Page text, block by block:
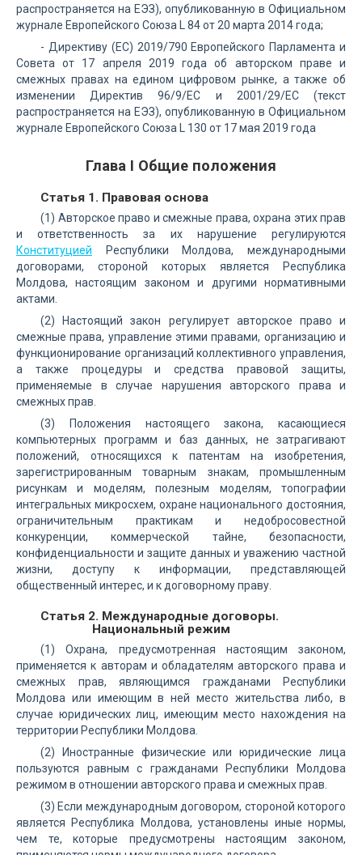
распространяется на ЕЭЗ), опубликованную в Официальном
журнале Европейского Союза L 84 от 20 марта 2014 года;
- Директиву (ЕС) 2019/790 Европейского Парламента и
Совета от 17 апреля 2019 года об авторском праве и
смежных правах на едином цифровом рынке, а также об
изменении Директив 96/9/ЕС и 2001/29/ЕС (текст
распространяется на ЕЭЗ), опубликованную в Официальном
журнале Европейского Союза L 130 от 17 мая 2019 года
Глава I Общие положения
Статья 1. Правовая основа
(1) Авторское право и смежные права, охрана этих прав
и ответственность за их нарушение регулируются
Конституцией Республики Молдова, международными
договорами, стороной которых является Республика
Молдова, настоящим законом и другими нормативными
актами.
(2) Настоящий закон регулирует авторское право и
смежные права, управление этими правами, организацию и
функционирование организаций коллективного управления,
а также процедуры и средства правовой защиты,
применяемые в случае нарушения авторского права и
смежных прав.
(3) Положения настоящего закона, касающиеся
компьютерных программ и баз данных, не затрагивают
положений, относящихся к патентам на изобретения,
зарегистрированным товарным знакам, промышленным
рисункам и моделям, полезным моделям, топографии
интегральных микросхем, охране национального достояния,
ограничительным практикам и недобросовестной
конкуренции, коммерческой тайне, безопасности,
конфиденциальности и защите данных и уважению частной
жизни, доступу к информации, представляющей
общественный интерес, и к договорному праву.
Статья 2. Международные договоры.
Национальный режим
(1) Охрана, предусмотренная настоящим законом,
применяется к авторам и обладателям авторского права и
смежных прав, являющимся гражданами Республики
Молдова или имеющим в ней место жительства либо, в
случае юридических лиц, имеющим место нахождения на
территории Республики Молдова.
(2) Иностранные физические или юридические лица
пользуются равным с гражданами Республики Молдова
режимом в отношении авторского права и смежных прав.
(3) Если международным договором, стороной которого
является Республика Молдова, установлены иные нормы,
чем те, которые предусмотрены настоящим законом,